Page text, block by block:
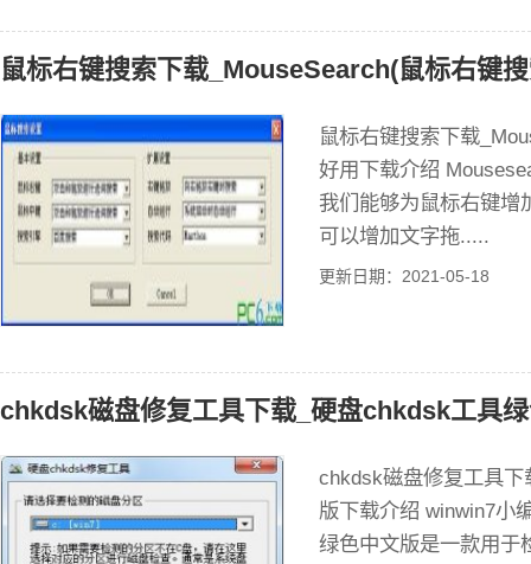
鼠标右键搜索下载_MouseSearch(鼠标右键
鼠标右键搜索下载
好用下载介绍
我们能够为鼠标右键增
可以增加文字拖.....
更新日期：2021-05-18
chkdsk磁盘修复工具下载_硬盘chkdsk工具
chkdsk磁盘修复工具
版下载介绍 winwin7小
绿色中文版是一款用于